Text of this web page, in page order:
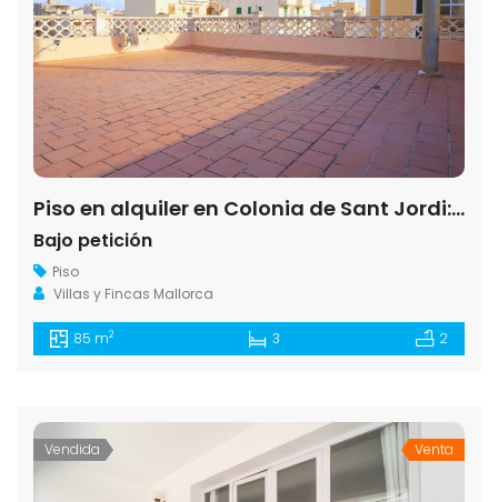
Piso en alquiler en Colonia de Sant Jordi: 3 hab., chimenea y terraza
Bajo petición
Piso
Villas y Fincas Mallorca
85 m2 3 2
Vendida Venta